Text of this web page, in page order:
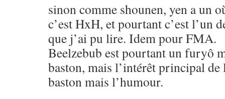
sinon comme shounen, yen a un
c’est HxH, et pourtant c’est l’un
que j’ai pu lire. Idem pour FMA.
Beelzebub est pourtant un furyô
baston, mais l’intérêt principal de
baston mais l’humour.